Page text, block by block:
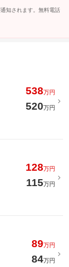
知されます。無料電話
538万円
520万円
128万円
115万円
89万円
84万円